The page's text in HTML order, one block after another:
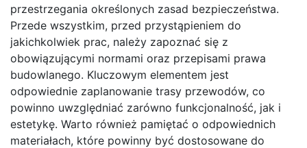
przestrzegania określonych zasad bezpieczeństwa.
Przede wszystkim, przed przystąpieniem do
jakichkolwiek prac, należy zapoznać się z
obowiązującymi normami oraz przepisami prawa
budowlanego. Kluczowym elementem jest
odpowiednie zaplanowanie trasy przewodów, co
powinno uwzględniać zarówno funkcjonalność, jak i
estetykę. Warto również pamiętać o odpowiednich
materiałach, które powinny być dostosowane do